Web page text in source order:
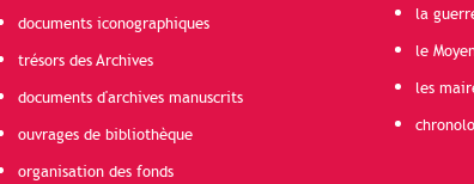
documents iconographiques
trésors des Archives
documents d'archives manuscrits
ouvrages de bibliothèque
organisation des fonds
la
le
les